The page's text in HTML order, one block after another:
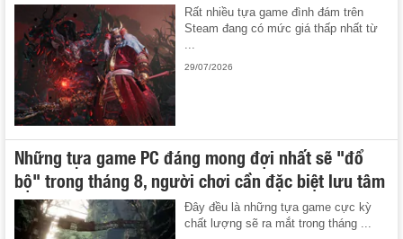
Rất nhiều tựa game đình đám trên
Steam đang có mức giá thấp nhất từ
...
29/07/2026
Những tựa game PC đáng mong đợi nhất sẽ "đổ
bộ" trong tháng 8, người chơi cần đặc biệt lưu tâm
Đây đều là những tựa game cực kỳ
chất lượng sẽ ra mắt trong tháng ...